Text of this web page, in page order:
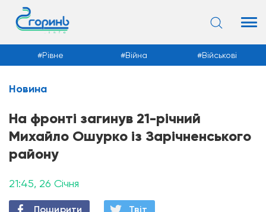
Новини
Рівне Війна Військові
Новина
На фронті загинув 21-річний
Михайло Ошурко із Зарічненського
району
21:45, 26 Січня
Поширити Твiт